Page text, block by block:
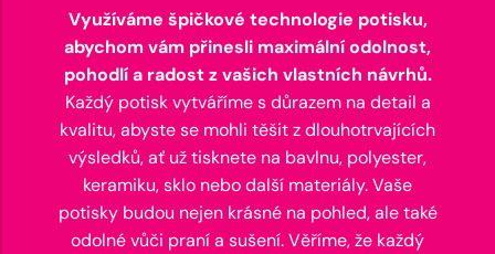
Využíváme špičkové technologie potisku,
abychom vám přinesli maximální odolnost,
pohodlí a radost z vašich vlastních návrhů.
Každý potisk vytváříme s důrazem na detail a
kvalitu, abyste se mohli těšit z dlouhotrvajících
výsledků, ať už tisknete na bavlnu, polyester,
keramiku, sklo nebo další materiály. Vaše
potisky budou nejen krásné na pohled, ale také
odolné vůči praní a sušení. Věříme, že každý